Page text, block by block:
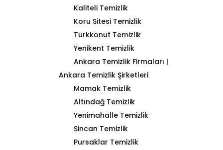
Kaliteli Temizlik
Koru Sitesi Temizlik
Türkkonut Temizlik
Yenikent Temizlik
Ankara Temizlik Firmaları |
Ankara Temizlik Şirketleri
Mamak Temizlik
Altındağ Temizlik
Yenimahalle Temizlik
Sincan Temizlik
Pursaklar Temizlik